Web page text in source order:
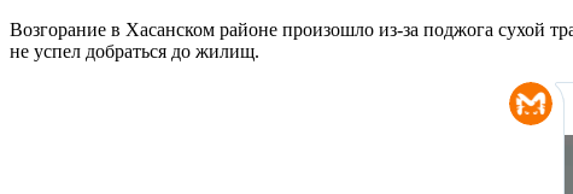
Возгорание в Хасанском районе произошло из-за поджога сухой
не успел добраться до жилищ.